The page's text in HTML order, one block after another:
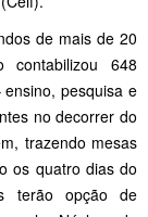
de mais de 20
contabilizou 648
pesquisa e
no decorrer do
trazendo mesas
os quatro dias do
terão opção de